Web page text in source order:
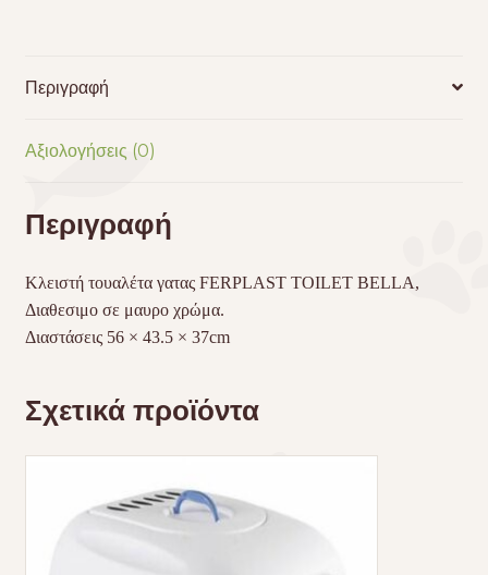
Περιγραφή
Αξιολογήσεις (0)
Περιγραφή
Κλειστή τουαλέτα γατας FERPLAST TOILET BELLA,
Διαθεσιμο σε μαυρο χρώμα.
Διαστάσεις 56 × 43.5 × 37cm
Σχετικά προϊόντα